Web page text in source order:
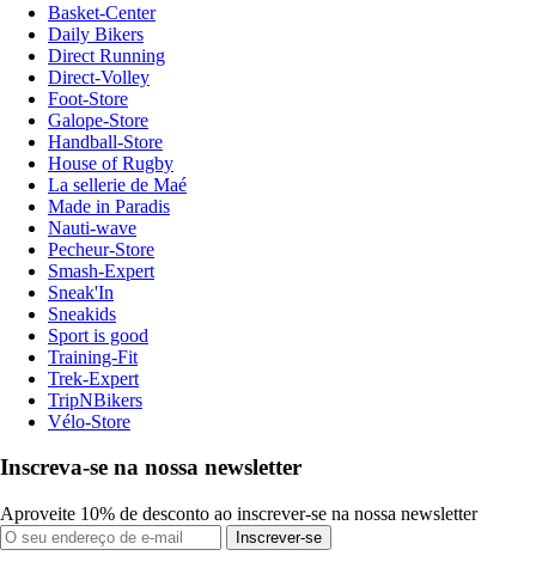
Basket-Center
Daily Bikers
Direct Running
Direct-Volley
Foot-Store
Galope-Store
Handball-Store
House of Rugby
La sellerie de Maé
Made in Paradis
Nauti-wave
Pecheur-Store
Smash-Expert
Sneak'In
Sneakids
Sport is good
Training-Fit
Trek-Expert
TripNBikers
Vélo-Store
Inscreva-se na nossa newsletter
Aproveite 10% de desconto ao inscrever-se na nossa newsletter
Inscrever-se